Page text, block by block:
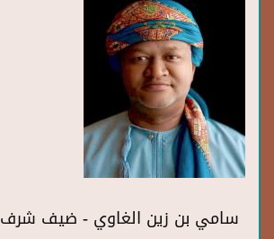
سامي بن زين الغاوي - ضيف شرف